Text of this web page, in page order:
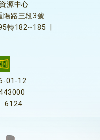
源中心
陽路三段3號
轉182~185
01-12
6124